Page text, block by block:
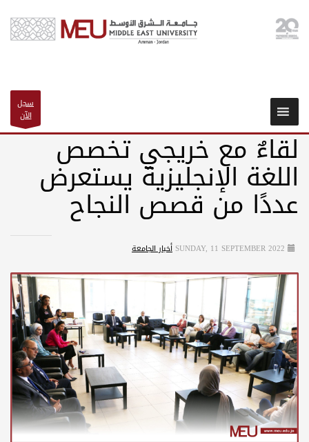
سجل
الآن
لقاءٌ مع خريجي تخصص
اللغة الإنجليزية يستعرض
عددًا من قصص النجاح
SUNDAY, 11 SEPTEMBER 2022 أخبار الجامعة